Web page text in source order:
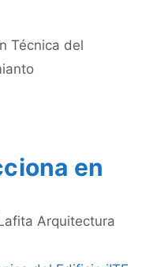
Técnica del
en
Arquitectura